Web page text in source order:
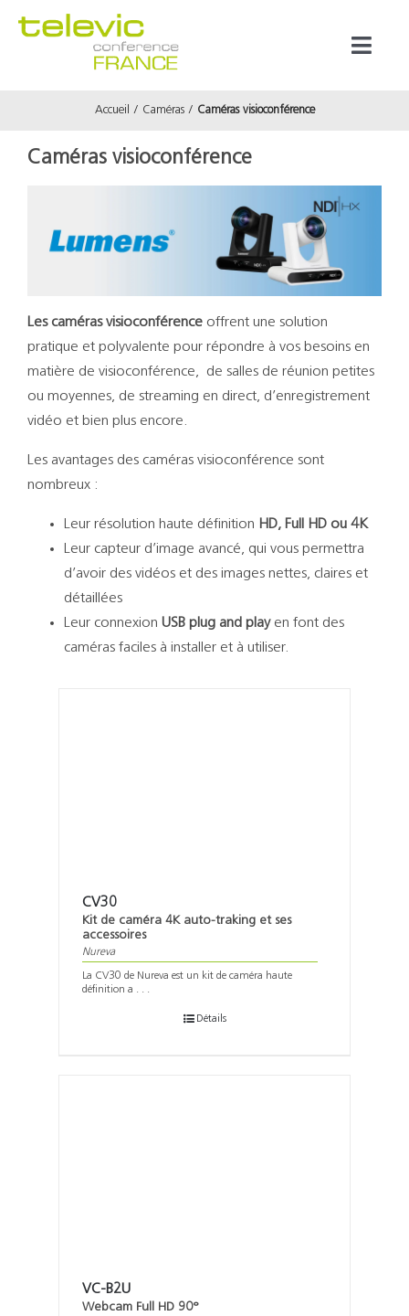
À propos
Accueil Caméras Caméras visioconférence
Caméras visioconférence
Les caméras visioconférence offrent une solution
pratique et polyvalente pour répondre à vos besoins en
matière de visioconférence, de salles de réunion petites
ou moyennes, de streaming en direct, d’enregistrement
vidéo et bien plus encore.
Les avantages des caméras visioconférence sont
nombreux :
Leur résolution haute définition HD, Full HD ou 4K
Leur capteur d’image avancé, qui vous permettra
d’avoir des vidéos et des images nettes, claires et
détaillées
Leur connexion USB plug and playen font des
caméras faciles à installer et à utiliser.
CV30
Kit de caméra 4K auto-traking et ses
accessoires
Nureva
La CV30 de Nureva est un kit de caméra haute
définition a . . .
Détails
VC-B2U
Webcam Full HD 90°